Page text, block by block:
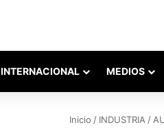
INTERNACIONAL MEDIOS
Inicio / INDUSTRIA /